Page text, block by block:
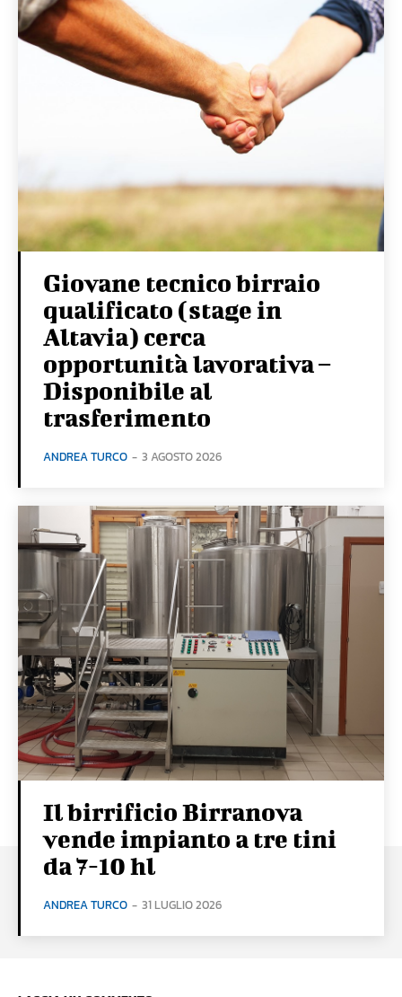
Giovane tecnico birraio
qualificato (stage in
Altavia) cerca
opportunità lavorativa –
Disponibile al
trasferimento
ANDREA TURCO - 3 AGOSTO 2026
Il birrificio Birranova
vende impianto a tre tini
da 7-10 hl
ANDREA TURCO - 31 LUGLIO 2026